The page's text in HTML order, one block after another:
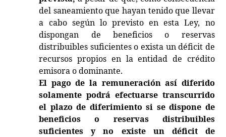
del saneamiento que hayan tenido que llevar
a cabo según lo previsto en esta Ley, no
dispongan de beneficios o reservas
distribuibles suficientes o exista un déficit de
recursos propios en la entidad de crédito
emisora o dominante.
El pago de la remuneración así diferido
solamente podrá efectuarse transcurrido
el plazo de diferimiento si se dispone de
beneficios o reservas distribuibles
suficientes y no existe un déficit de